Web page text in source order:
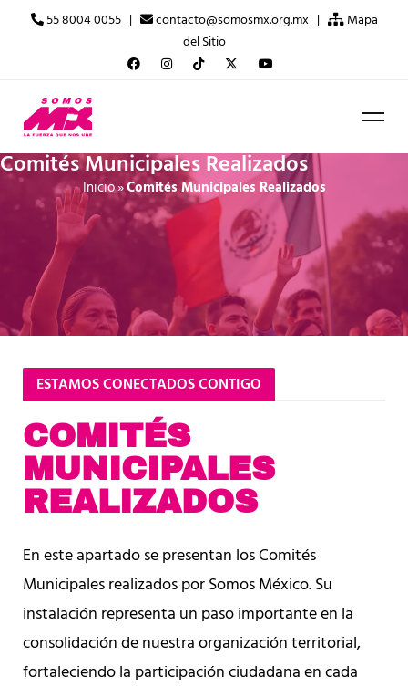
55 8004 0055 | contacto@somosmx.org.mx |
Mapa
del Sitio
Comités Municipales Realizados
Inicio»Comités Municipales Realizados
ESTAMOS CONECTADOS CONTIGO
COMITÉS
MUNICIPALES
REALIZADOS
En este apartado se presentan los Comités
Municipales realizados por Somos México. Su
instalación representa un paso importante en la
consolidación de nuestra organización territorial,
fortaleciendo la participación ciudadana en cada